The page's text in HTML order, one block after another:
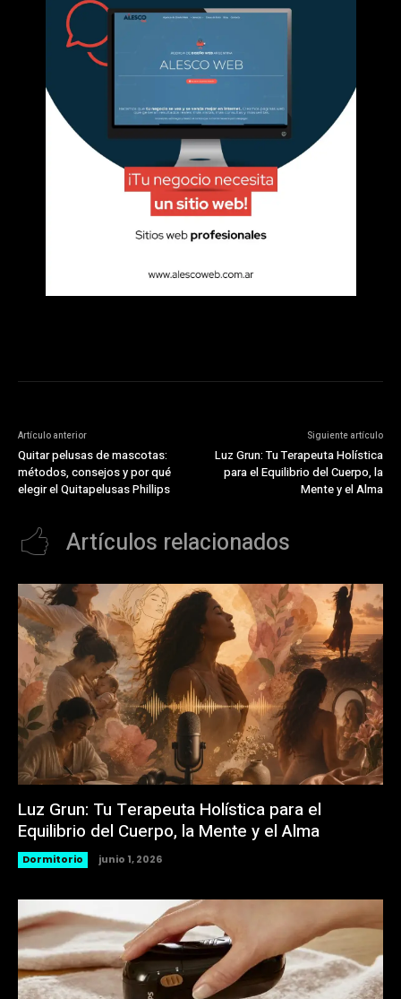
Artículo anterior
Quitar pelusas de mascotas:
métodos, consejos y por qué
elegir el Quitapelusas Phillips
Siguiente artículo
Luz Grun: Tu Terapeuta Holística
para el Equilibrio del Cuerpo, la
Mente y el Alma
Artículos relacionados
Luz Grun: Tu Terapeuta Holística para el
Equilibrio del Cuerpo, la Mente y el Alma
Dormitorio junio 1, 2026